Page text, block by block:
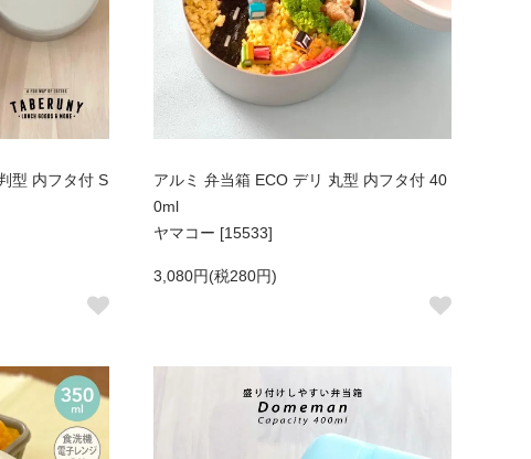
型 内フタ付 S
アルミ 弁当箱 ECO デリ 丸型 内フタ付 40
0ml
ヤマコー [15533]
3,080円(税280円)